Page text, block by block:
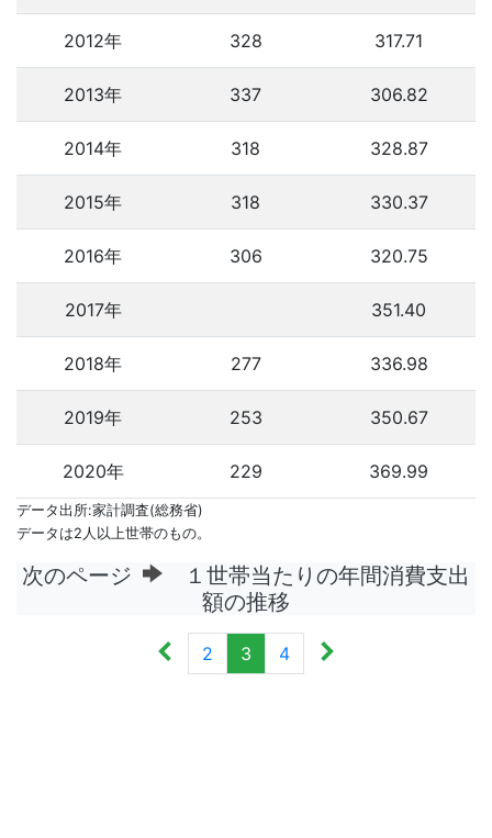
2012年 328 317.71
2013年 337 306.82
2014年 318 328.87
2015年 318 330.37
2016年 306 320.75
2017年 351.40
2018年 277 336.98
2019年 253 350.67
2020年 229 369.99
データ出所:家計調査(総務省)
データは2人以上世帯のもの。
次のページ
１世帯当たりの年間消費支出
額の推移
2 3 4